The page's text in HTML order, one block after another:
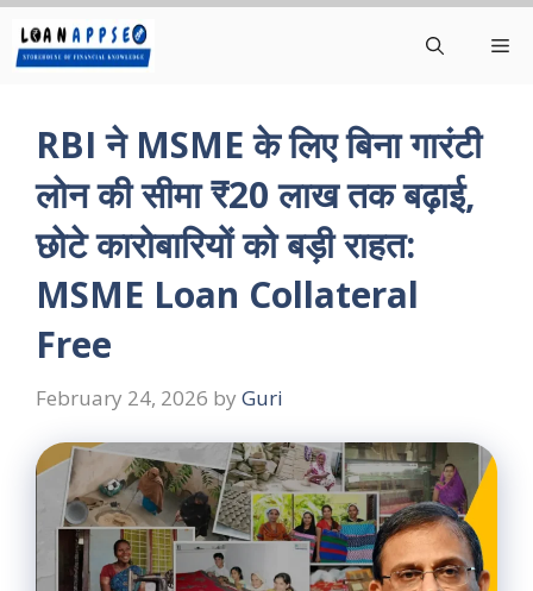
Skip
to
RBI ने MSME के लिए बिना गारंटी
लोन की सीमा ₹20 लाख तक बढ़ाई,
छोटे कारोबारियों को बड़ी राहत:
MSME Loan Collateral
Free
February 24, 2026 by Guri